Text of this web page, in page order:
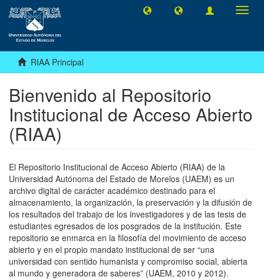
RIAA Principal
Bienvenido al Repositorio
Institucional de Acceso Abierto
(RIAA)
El Repositorio Institucional de Acceso Abierto (RIAA) de la
Universidad Autónoma del Estado de Morelos (UAEM) es un
archivo digital de carácter académico destinado para el
almacenamiento, la organización, la preservación y la difusión de
los resultados del trabajo de los investigadores y de las tesis de
estudiantes egresados de los posgrados de la institución. Este
repositorio se enmarca en la filosofía del movimiento de acceso
abierto y en el propio mandato institucional de ser “una
universidad con sentido humanista y compromiso social, abierta
al mundo y generadora de saberes” (UAEM, 2010 y 2012).